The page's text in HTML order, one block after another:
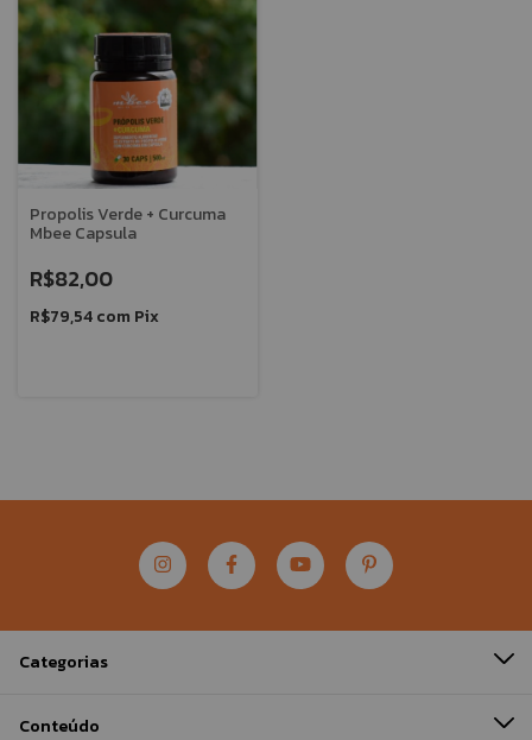
Propolis Verde + Curcuma
Mbee Capsula
R$82,00
R$79,54com Pix
Categorias
Conteúdo